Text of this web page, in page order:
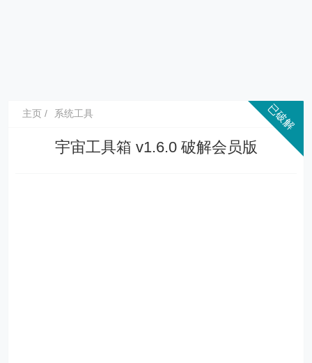
主页 系统工具
宇宙工具箱 v1.6.0 破解会员版